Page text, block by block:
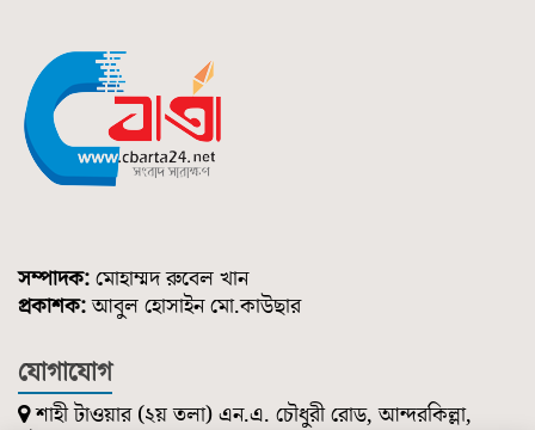
সম্পাদক: মোহাম্মদ রুবেল খান
প্রকাশক:আবুল হোসাইন মো.কাউছার
যোগাযোগ
শাহী টাওয়ার (২য় তলা) এন.এ. চৌধুরী রোড, আন্দরকিল্লা,